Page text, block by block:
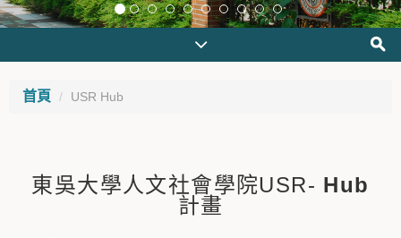
首頁 USR Hub
東吳大學人文社會學院USR- Hub
計畫